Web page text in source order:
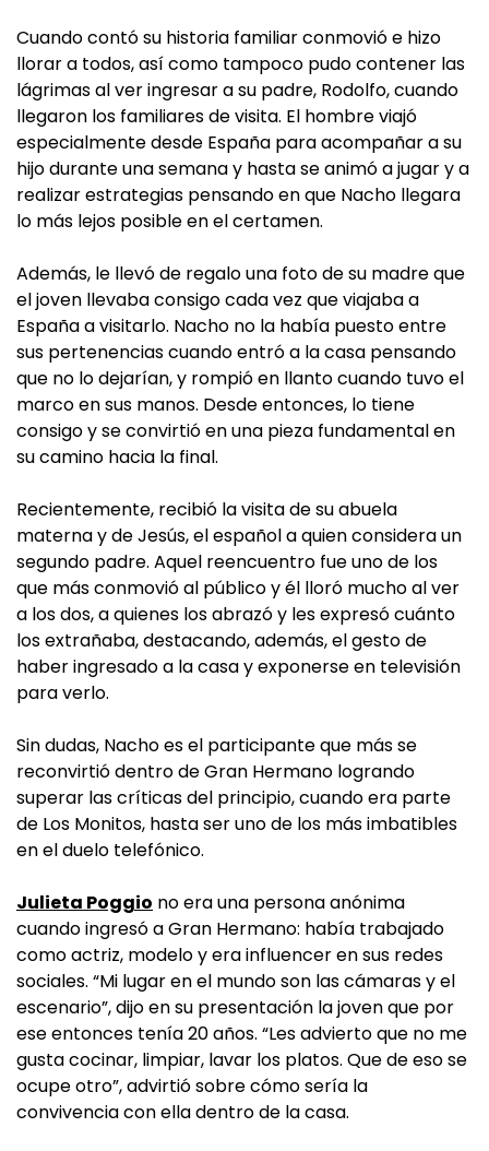
Cuando contó su historia familiar conmovió e hizo
llorar a todos, así como tampoco pudo contener las
lágrimas al ver ingresar a su padre, Rodolfo, cuando
llegaron los familiares de visita. El hombre viajó
especialmente desde España para acompañar a su
hijo durante una semana y hasta se animó a jugar y a
realizar estrategias pensando en que Nacho llegara
lo más lejos posible en el certamen.
Además, le llevó de regalo una foto de su madre que
el joven llevaba consigo cada vez que viajaba a
España a visitarlo. Nacho no la había puesto entre
sus pertenencias cuando entró a la casa pensando
que no lo dejarían, y rompió en llanto cuando tuvo el
marco en sus manos. Desde entonces, lo tiene
consigo y se convirtió en una pieza fundamental en
su camino hacia la final.
Recientemente, recibió la visita de su abuela
materna y de Jesús, el español a quien considera un
segundo padre. Aquel reencuentro fue uno de los
que más conmovió al público y él lloró mucho al ver
a los dos, a quienes los abrazó y les expresó cuánto
los extrañaba, destacando, además, el gesto de
haber ingresado a la casa y exponerse en televisión
para verlo.
Sin dudas, Nacho es el participante que más se
reconvirtió dentro de Gran Hermano logrando
superar las críticas del principio, cuando era parte
de Los Monitos, hasta ser uno de los más imbatibles
en el duelo telefónico.
Julieta Poggio no era una persona anónima
cuando ingresó a Gran Hermano: había trabajado
como actriz, modelo y era influencer en sus redes
sociales. “Mi lugar en el mundo son las cámaras y el
escenario”, dijo en su presentación la joven que por
ese entonces tenía 20 años. “Les advierto que no me
gusta cocinar, limpiar, lavar los platos. Que de eso se
ocupe otro”, advirtió sobre cómo sería la
convivencia con ella dentro de la casa.